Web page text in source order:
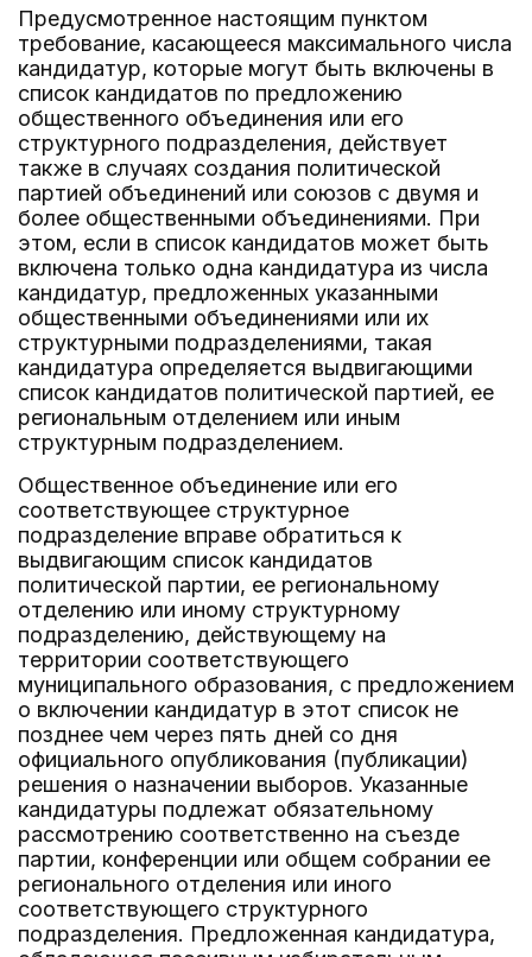
Предусмотренное настоящим пунктом
требование, касающееся максимального числа
кандидатур, которые могут быть включены в
список кандидатов по предложению
общественного объединения или его
структурного подразделения, действует
также в случаях создания политической
партией объединений или союзов с двумя и
более общественными объединениями. При
этом, если в список кандидатов может быть
включена только одна кандидатура из числа
кандидатур, предложенных указанными
общественными объединениями или их
структурными подразделениями, такая
кандидатура определяется выдвигающими
список кандидатов политической партией, ее
региональным отделением или иным
структурным подразделением.
Общественное объединение или его
соответствующее структурное
подразделение вправе обратиться к
выдвигающим список кандидатов
политической партии, ее региональному
отделению или иному структурному
подразделению, действующему на
территории соответствующего
муниципального образования, с предложением
о включении кандидатур в этот список не
позднее чем через пять дней со дня
официального опубликования (публикации)
решения о назначении выборов. Указанные
кандидатуры подлежат обязательному
рассмотрению соответственно на съезде
партии, конференции или общем собрании ее
регионального отделения или иного
соответствующего структурного
подразделения. Предложенная кандидатура,